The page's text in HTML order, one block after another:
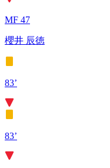
MF 47
櫻井 辰徳
83’
83’